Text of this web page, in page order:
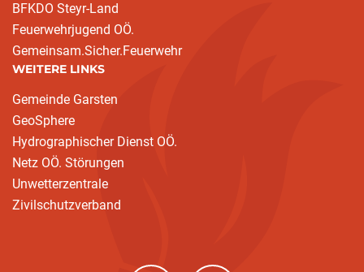
BFKDO Steyr-Land
Feuerwehrjugend OÖ.
Gemeinsam.Sicher.Feuerwehr
WEITERE LINKS
Gemeinde Garsten
GeoSphere
Hydrographischer Dienst OÖ.
Netz OÖ. Störungen
Unwetterzentrale
Zivilschutzverband